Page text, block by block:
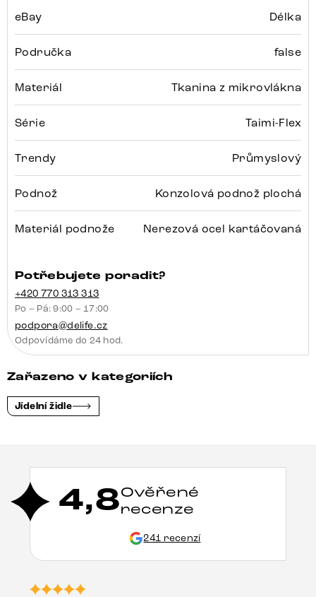
eBay Délka
Područka false
Materiál Tkanina z mikrovlákna
Série Taimi-Flex
Trendy Průmyslový
Podnož Konzolová podnož plochá
Materiál podnože Nerezová ocel kartáčovaná
Potřebujete poradit?
+420 770 313 313
Po – Pá: 9:00 – 17:00
podpora@delife.cz
Odpovídáme do 24 hod.
Zařazeno v kategoriích
Jídelní židle
4,8Ověřené
recenze
241 recenzí